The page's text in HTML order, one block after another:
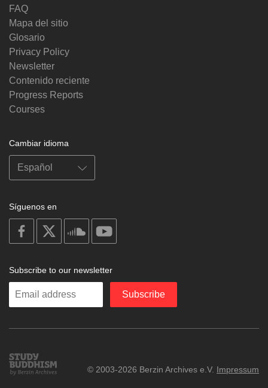
FAQ
Mapa del sitio
Glosario
Privacy Policy
Newsletter
Contenido reciente
Progress Reports
Courses
Cambiar idioma
Síguenos en
on
facebook
soundcloud
Subscribe to our newsletter
Enter
Subscribe
Study
Buddhism
© 2003-2026 Berzin Archives e.V. Impressum